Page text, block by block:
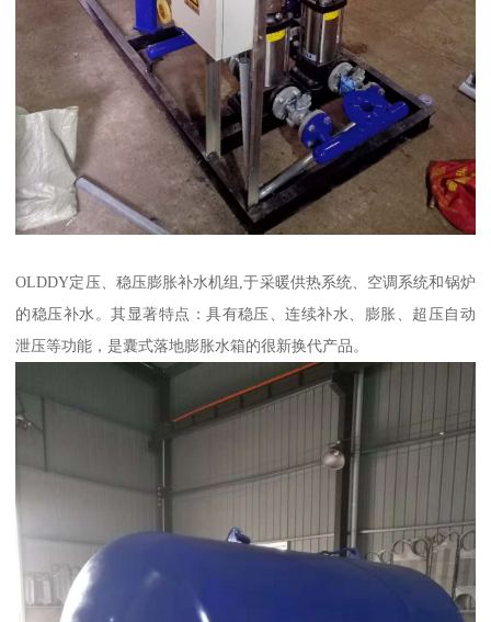
OLDDY定压、稳压膨胀补水机组,于采暖供热系统、空调系统和锅炉
的稳压补水。其显著特点：具有稳压、连续补水、膨胀、超压自动
泄压等功能，是囊式落地膨胀水箱的很新换代产品。